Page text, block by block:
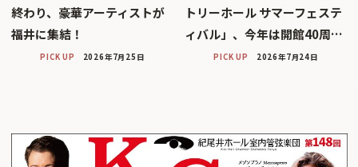
終わり、豪華アーティストが
福井に集結！
PICK UP 2026年7月25日
トリーホール サマーフェステ
ィバル」、今年は開館40周…
PICK UP 2026年7月24日